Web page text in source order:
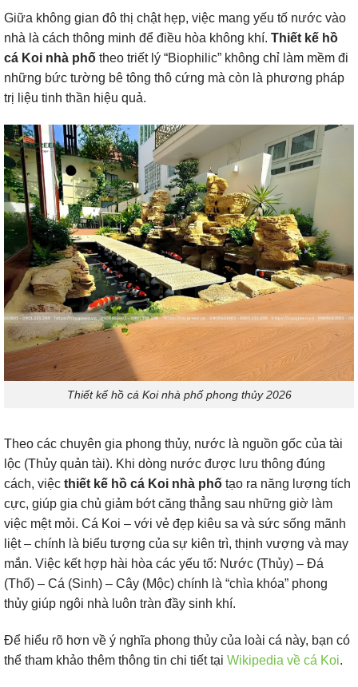
Giữa không gian đô thị chật hẹp, việc mang yếu tố nước vào
nhà là cách thông minh để điều hòa không khí. Thiết kế hồ
cá Koi nhà phố theo triết lý “Biophilic” không chỉ làm mềm đi
những bức tường bê tông thô cứng mà còn là phương pháp
trị liệu tinh thần hiệu quả.
Thiết kế hồ cá Koi nhà phố phong thủy 2026
Theo các chuyên gia phong thủy, nước là nguồn gốc của tài
lộc (Thủy quản tài). Khi dòng nước được lưu thông đúng
cách, việc thiết kế hồ cá Koi nhà phố tạo ra năng lượng tích
cực, giúp gia chủ giảm bớt căng thẳng sau những giờ làm
việc mệt mỏi. Cá Koi – với vẻ đẹp kiêu sa và sức sống mãnh
liệt – chính là biểu tượng của sự kiên trì, thịnh vượng và may
mắn. Việc kết hợp hài hòa các yếu tố: Nước (Thủy) – Đá
(Thổ) – Cá (Sinh) – Cây (Mộc) chính là “chìa khóa” phong
thủy giúp ngôi nhà luôn tràn đầy sinh khí.
Để hiểu rõ hơn về ý nghĩa phong thủy của loài cá này, bạn có
thể tham khảo thêm thông tin chi tiết tại Wikipedia về cá Koi.